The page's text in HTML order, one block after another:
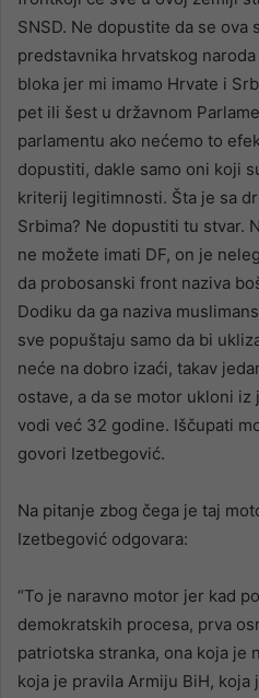
SNSD. Ne dopustite da se ova
predstavnika hrvatskog
bloka jer mi imamo Hrvate i
pet ili šest u državnom
parlamentu ako nećemo to
dopustiti, dakle samo oni koji
kriterij legitimnosti. Šta je sa
Srbima? Ne dopustiti tu stvar.
ne možete imati DF, on je
da probosanski front naziva
Dodiku da ga naziva
sve popuštaju samo da bi
neće na dobro izaći, takav
ostave, a da se motor ukloni
vodi već 32 godine. Iščupati
govori Izetbegović.
Na pitanje zbog čega je taj
Izetbegović odgovara:
“To je naravno motor jer kad
demokratskih procesa, prva
patriotska stranka, ona koja je
koja je pravila Armiju BiH,